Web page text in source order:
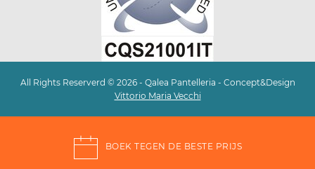
All Rights Reserverd © 2026 - Qalea Pantelleria - Concept&Design
Vittorio Maria Vecchi
BOEK TEGEN DE BESTE PRIJS